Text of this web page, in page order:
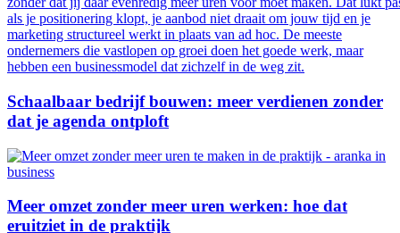
Schaalbaar bedrijf bouwen: meer verdienen zonder
dat je agenda ontploft
Meer omzet zonder meer uren werken: hoe dat
eruitziet in de praktijk